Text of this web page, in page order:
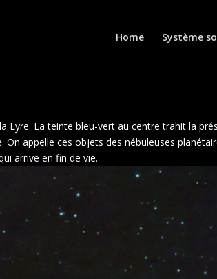
Home Système
Lyre. La teinte bleu-vert au centre trahit la
On appelle ces objets des nébuleuses
arrive en fin de vie.